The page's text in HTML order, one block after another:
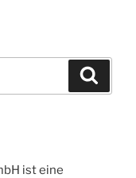
ist eine